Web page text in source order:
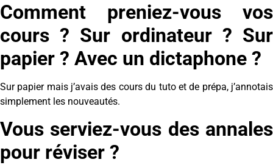
Comment preniez-vous vos
cours ? Sur ordinateur ? Sur
papier ? Avec un dictaphone ?
Sur papier mais j’avais des cours du tuto et de prépa, j’annotais
simplement les nouveautés.
Vous serviez-vous des annales
pour réviser ?